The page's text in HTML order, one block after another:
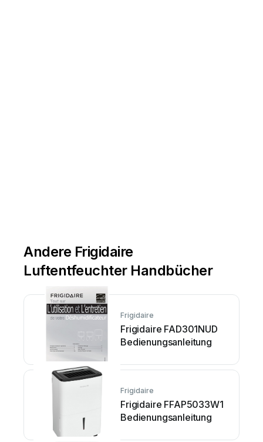
Andere Frigidaire
Luftentfeuchter Handbücher
Frigidaire
Frigidaire FAD301NUD
Bedienungsanleitung
Frigidaire
Frigidaire FFAP5033W1
Bedienungsanleitung